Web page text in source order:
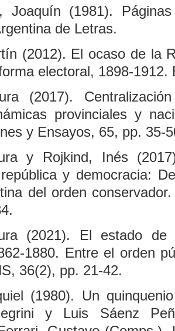
Joaquín (1981).
de Letras.
(2012). El ocaso de la
electoral, 1898-1912.
(2017).
provinciales y
y Ensayos, 65, pp. 35-
y Rojkind, Inés
y democracia:
del orden
(2021). El estado
1880. Entre el orden
36(2), pp. 21-42.
(1980). Un
y Luis Sáenz